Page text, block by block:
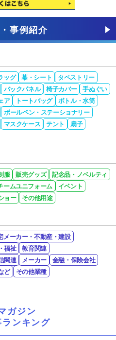
事例紹介
ッグ 幕・シート
タペストリー
バックパネル 椅子カバー
手ぬぐい
ア トートバッグ
ボトル・水筒
ボールペン・ステーショナリー
マスクケース テント
扇子
服 販売グッズ
記念品・ノベルティ
ームユニフォーム
イベント
ョー その他用途
メーカー・不動産・建設
福祉
教育関連
関連 メーカー
金融・保険会社
ど その他業種
ガジン
ンキング